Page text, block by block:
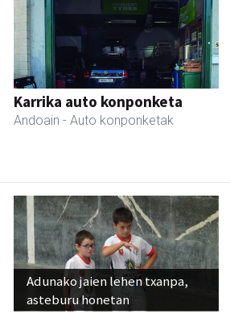
Karrika auto konponketa
Andoain - Auto konponketak
Adunako jaien lehen txanpa,
asteburu honetan